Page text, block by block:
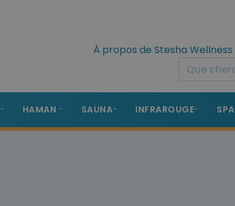
À propos de Stesha Wellness
HAMAN SAUNA INFRAROUGE SPA